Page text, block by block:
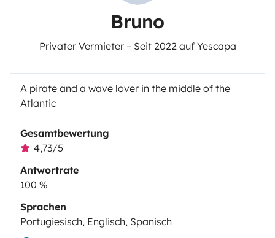
Bruno
Privater Vermieter – Seit 2022 auf Yescapa
A pirate and a wave lover in the middle of the
Atlantic
Gesamtbewertung
4,73/5
Antwortrate
100 %
Sprachen
Portugiesisch, Englisch, Spanisch